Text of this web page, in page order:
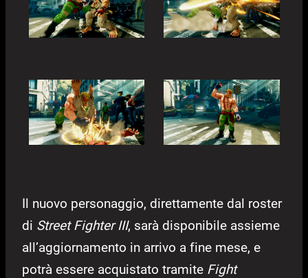
Il nuovo personaggio, direttamente dal roster
di Street Fighter III, sarà disponibile assieme
all’aggiornamento in arrivo a fine mese, e
potrà essere acquistato tramite Fight